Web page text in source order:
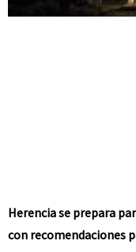
Herencia se prepara
con recomendaciones